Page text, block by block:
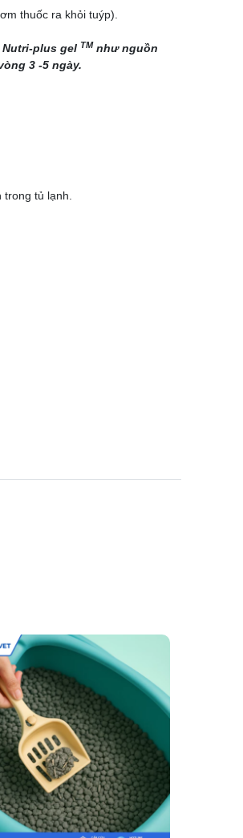
thuốc ra khỏi tuýp).
plus gel TM như nguồn
3 -5 ngày.
tủ lạnh.